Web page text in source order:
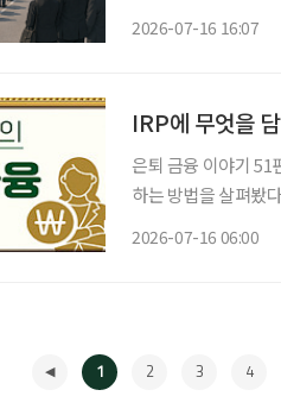
2026-07-16 16:07
IRP에 무엇을
은퇴 금융 이야기 51
하는 방법을 살펴봤
2026-07-16 06:00
1 2 3 4